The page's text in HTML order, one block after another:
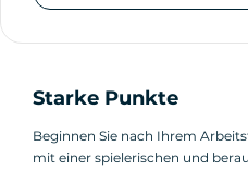
Starke Punkte
Beginnen Sie nach Ihrem
mit einer spielerischen und